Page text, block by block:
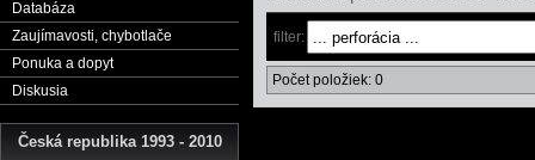
Databáza
Zaujímavosti, chybotlače
Ponuka a dopyt
Diskusia
Česká republika 1993 - 2010
filter:
Počet položiek: 0